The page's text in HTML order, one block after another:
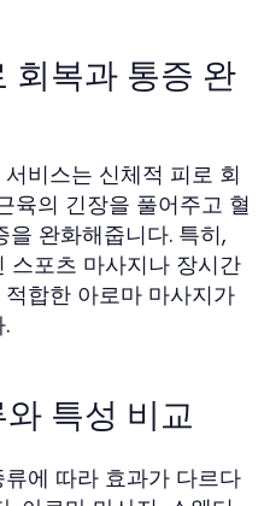
회복과 통증 완
비스는 신체적 피로 회
육의 긴장을 풀어주고 혈
완화해줍니다. 특히,
스포츠 마사지나 장시간
합한 아로마 마사지가
특성 비교
에 따라 효과가 다르다